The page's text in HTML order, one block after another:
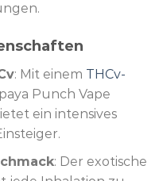
: Mit einem THCv-
Punch Vape
ein intensives
: Der exotische